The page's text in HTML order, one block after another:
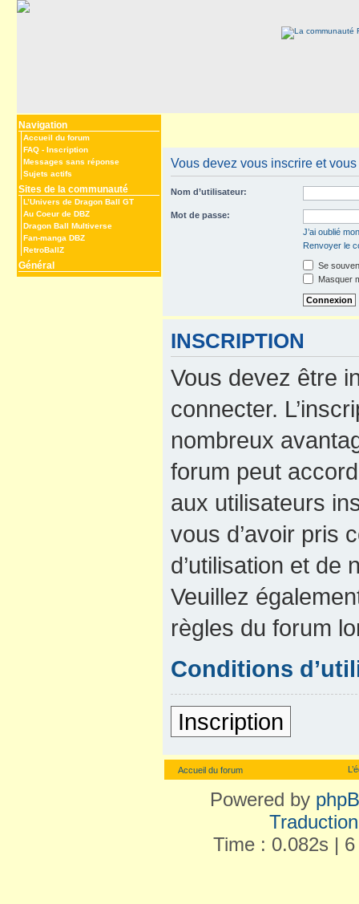
Navigation
Accueil du forum
FAQ - Inscription
Messages sans réponse
Sujets actifs
Sites de la communauté
L’Univers de Dragon Ball GT
Au Coeur de DBZ
Dragon Ball Multiverse
Fan-manga DBZ
RetroBallZ
Général
Vous devez vous inscrire et
Nom d’utilisateur:
Mot de passe:
J’ai oublié
Renvoyer le
Se
Masquer
INSCRIPTION
Vous devez être
connecter.
nombreux
forum peut
aux utilisateurs
vous d’avoir pris
d’utilisation et de
Veuillez
règles du forum
Conditions
Inscription
Accueil du forum
Powered by
Time : 0.082s |